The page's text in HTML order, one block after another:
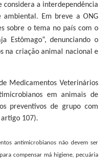
considera a interdependência
Em breve a ONG
sobre o tema no país com o
Estômago”, denunciando o
na criação animal nacional e
Medicamentos Veterinários
em animais de
preventivos de grupo com
107).
antimicrobianos não devem ser
compensar má higiene, pecuária